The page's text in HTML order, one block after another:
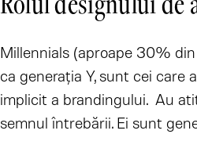
Millennials (aproape 30%
ca generaţia Y, sunt cei care
implicit a brandingului. Au
semnul întrebării. Ei sunt